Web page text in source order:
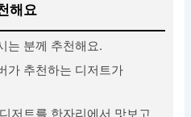
해요
는 분께 추천해요.
가 추천하는 디저트가
저트를 한자리에서 맛보고